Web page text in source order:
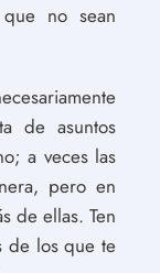
no sean
de asuntos
a veces las
pero en
de ellas. Ten
de los que te